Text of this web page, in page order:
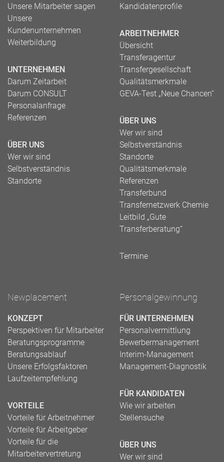
Unsere Mitarbeiter sagen
Unsere
Kundenunternehmen
Weiterbildung
UNTERNEHMEN
Darum Zeitarbeit
Darum CONSULT
Personalanfrage
Referenzen
ÜBER UNS
Wer wir sind
Selbstverständnis
Standorte
Kandidatenprofile
ARBEITNEHMER
Übersicht
Transferagentur
Transfergesellschaft
Qualitätsmerkmale
GEVA-Test „Neue Chancen“
ÜBER UNS
Wer wir sind
Selbstverständnis
Standorte
Qualitätsmerkmale
Referenzen
Transferbund
Transfernetzwerk Chemie
Leitbild „Gute
Transferberatung“
Termine
Newplacement
KONZEPT
Perspektiven für Mitarbeiter
Beratungsprogramme
Beratungsablauf
Unsere Erfolgsfaktoren
Laufzeitempfehlung
VORTEILE
Vorteile für Arbeitnehmer
Vorteile für Arbeitgeber
Vorteile für die
Mitarbeitervertretung
Personalgewinnung
FÜR UNTERNEHMEN
Personalvermittlung
Bewerbermanagement
Interim-Management
Management-Diagnostik
FÜR KANDIDATEN
Wie wir arbeiten
Stellensuche
ÜBER UNS
Wer wir sind